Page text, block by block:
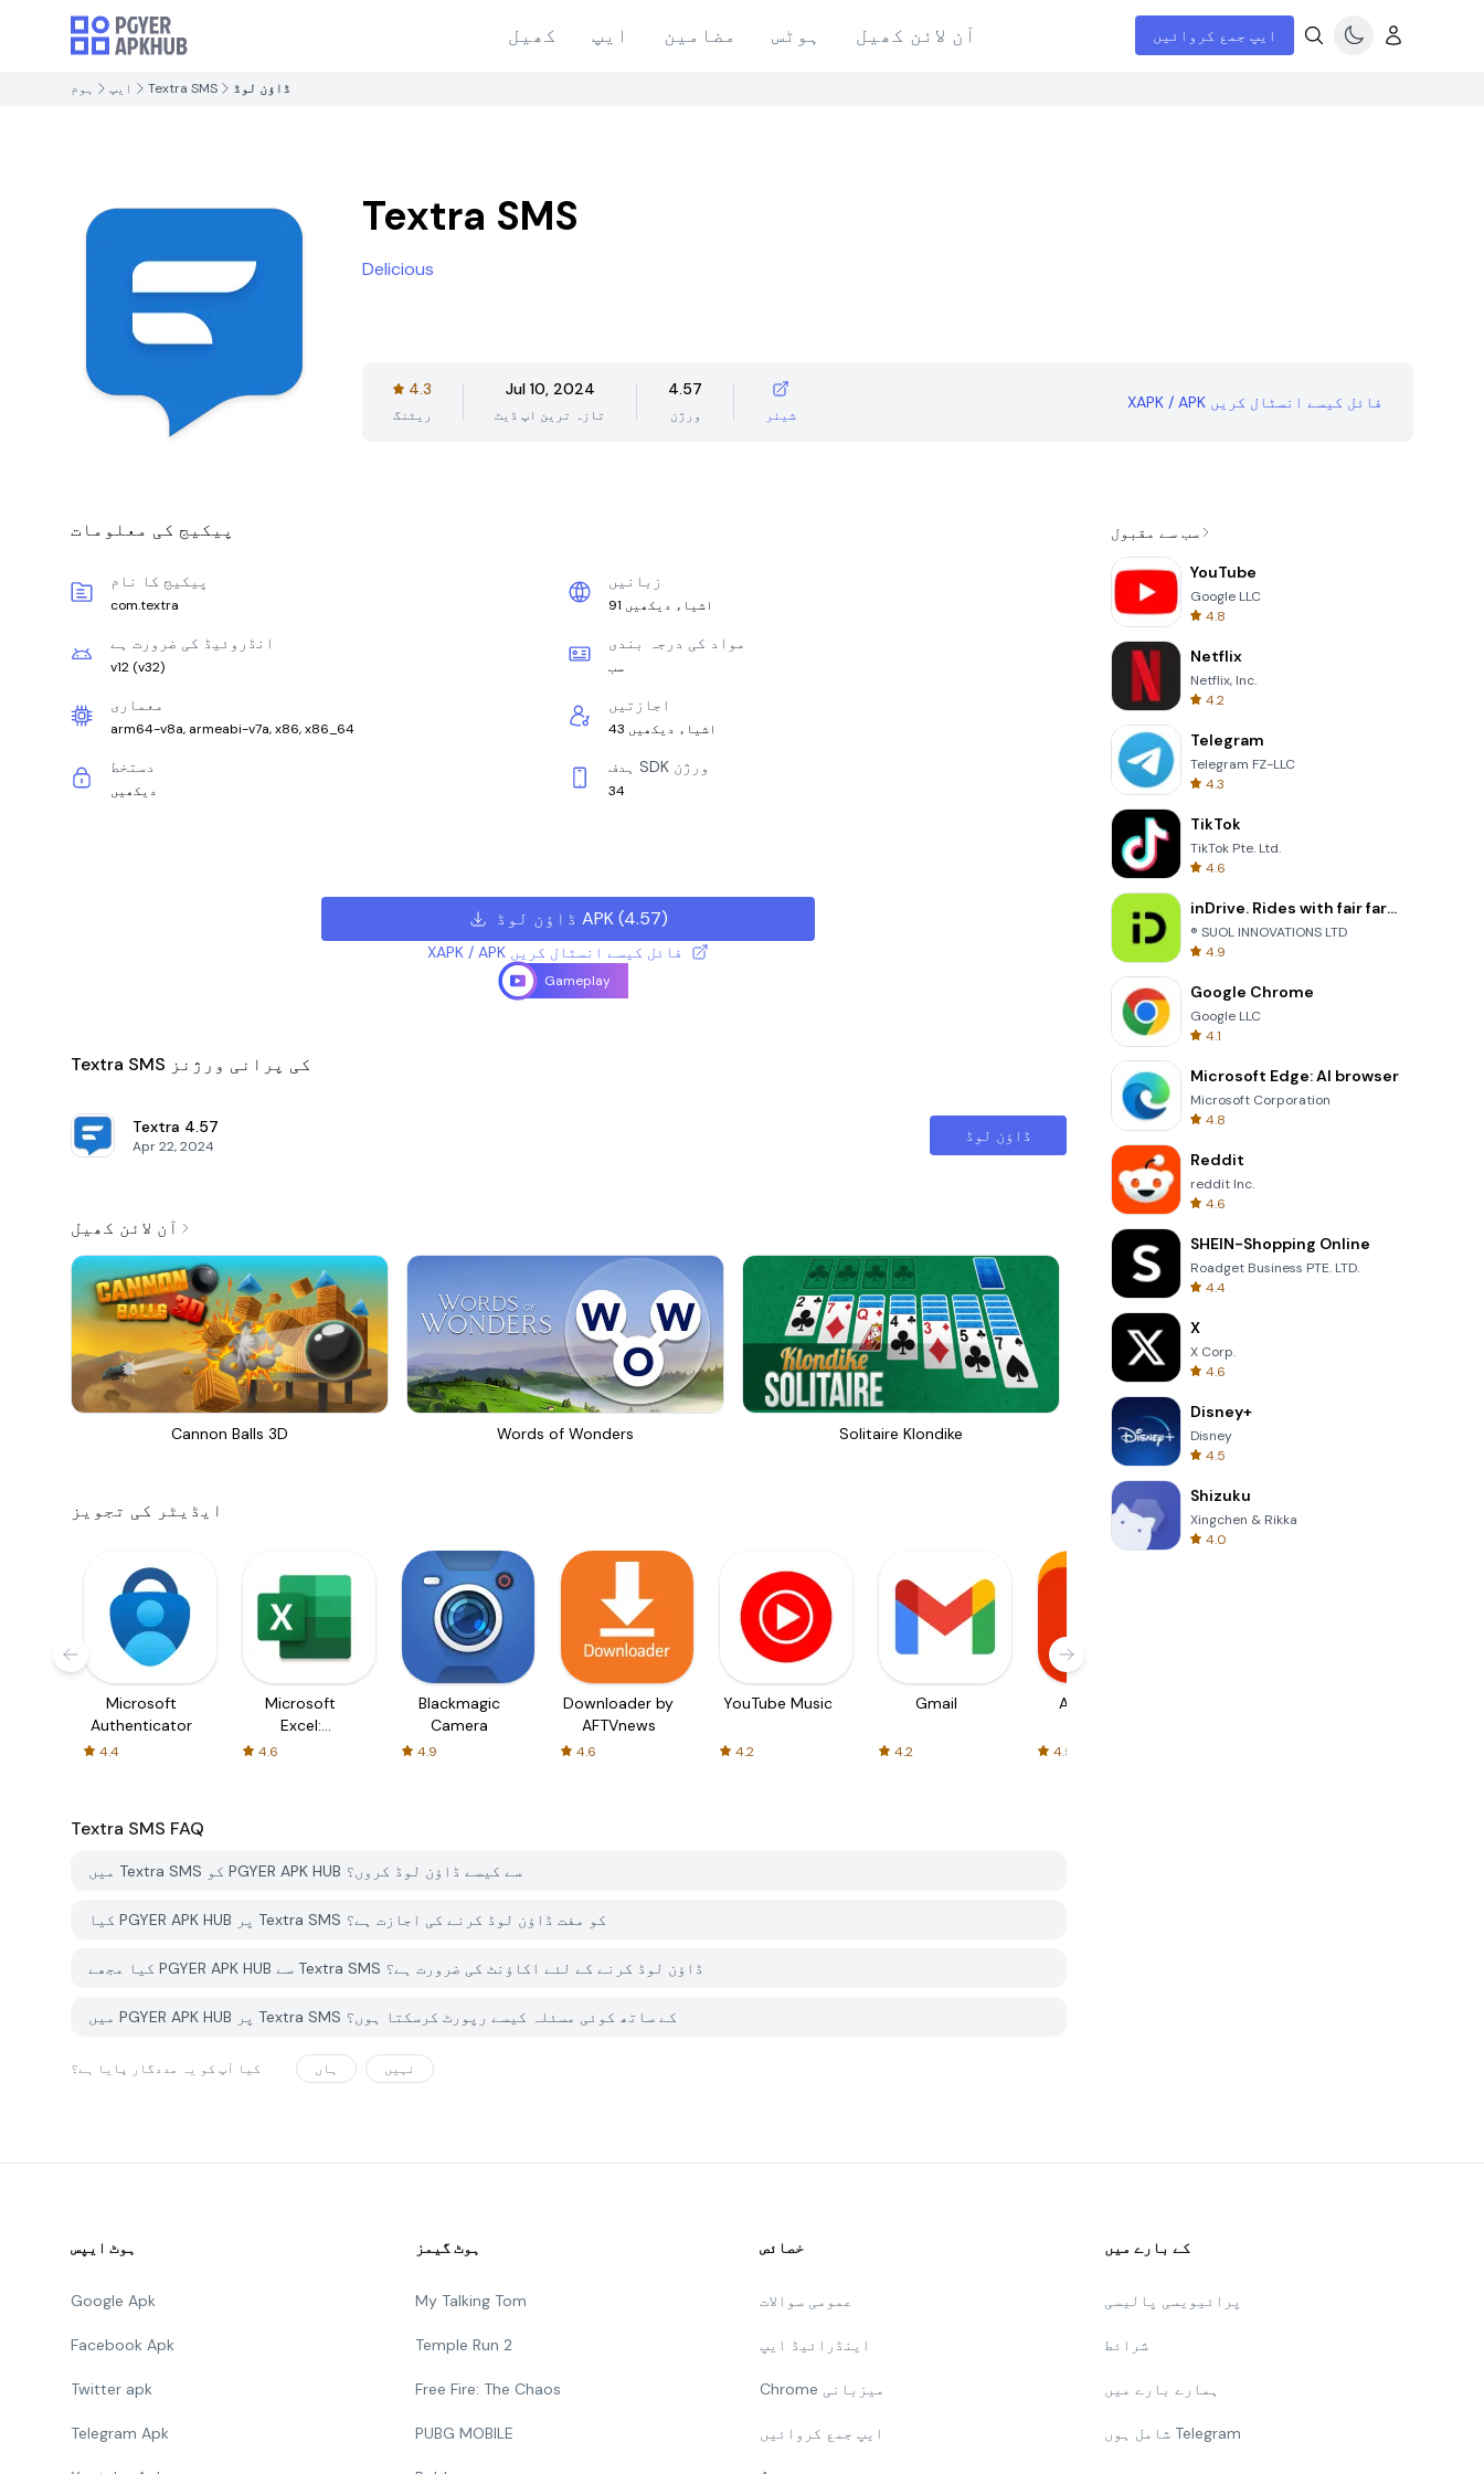
کھیل ایپ مضامین ہوٹس آن لائن کھیل ایپ جمع کروائیں
ہوم ایپ Textra SMS ڈاؤن لوڈ
Textra SMS
Delicious
4.3
ریٹنگ
Jul 10, 2024
تازہ ترین اپ ڈیٹ
4.57
ورژن شیئر
XAPK / APK فائل کیسے انسٹال کریں
پیکیج کی معلومات
پیکیج کا نام
com.textra
زبانیں
91 اشیاء دیکھیں
انڈروئیڈ کی ضرورت ہے
v12 (v32)
مواد کی درجہ بندی
سب
معماری
arm64-v8a, armeabi-v7a, x86, x86_64
اجازتیں
43 اشیاء دیکھیں
دستخط
دیکھیں
ہدف SDK ورژن
34
ڈاؤن لوڈ APK(4.57)
XAPK / APK فائل کیسے انسٹال کریں
Gameplay
Textra SMS کی پرانی ورژنز
Textra 4.57
Apr 22, 2024
ڈاؤن لوڈ
آن لائن کھیل
Cannon Balls 3D Words of Wonders Solitaire Klondike Tower Crash 3D
ایڈیٹر کی تجویز
Microsoft
Authenticator
4.4
Microsoft
Excel:
Spreadsheets
4.6
Blackmagic
Camera
4.9
Downloader by
AFTVnews
4.6
YouTube Music
4.2
Gmail
4.2
AliExpress
4.5
Textra SMS FAQ
میں Textra SMS کو PGYER APK HUB سے کیسے ڈاؤن لوڈ کروں؟
کیا PGYER APK HUB پر Textra SMS کو مفت ڈاؤن لوڈ کرنے کی اجازت ہے؟
کیا مجھے PGYER APK HUB سے Textra SMS ڈاؤن لوڈ کرنے کے لئے اکاؤنٹ کی ضرورت ہے؟
میں PGYER APK HUB پر Textra SMS کے ساتھ کوئی مسئلہ کیسے رپورٹ کرسکتا ہوں؟
کیا آپ کو یہ مددگار پایا ہے؟ ہاں نہیں
سب سے مقبول
YouTube
Google LLC
4.8
Netflix
Netflix, Inc.
4.2
Telegram
Telegram FZ-LLC
4.3
TikTok
TikTok Pte. Ltd.
4.6
inDrive. Rides with fair fares
® SUOL INNOVATIONS LTD
4.9
Google Chrome
Google LLC
4.1
Microsoft Edge: AI browser
Microsoft Corporation
4.8
Reddit
reddit Inc.
4.6
SHEIN-Shopping Online
Roadget Business PTE. LTD.
4.4
X
X Corp.
4.6
Disney+
Disney
4.5
Shizuku
Xingchen & Rikka
4.0
ہوٹ ایپس
Google Apk
Facebook Apk
Twitter apk
Telegram Apk
ہوٹ گیمز
My Talking Tom
Temple Run 2
Free Fire: The Chaos
PUBG MOBILE
خصائص
عمومی سوالات
اینڈرائیڈ ایپ
Chrome میزبانی
ایپ جمع کروائیں
کے بارے میں
پرائیویسی پالیسی
شرائط
ہمارے بارے میں
شامل ہوں Telegram